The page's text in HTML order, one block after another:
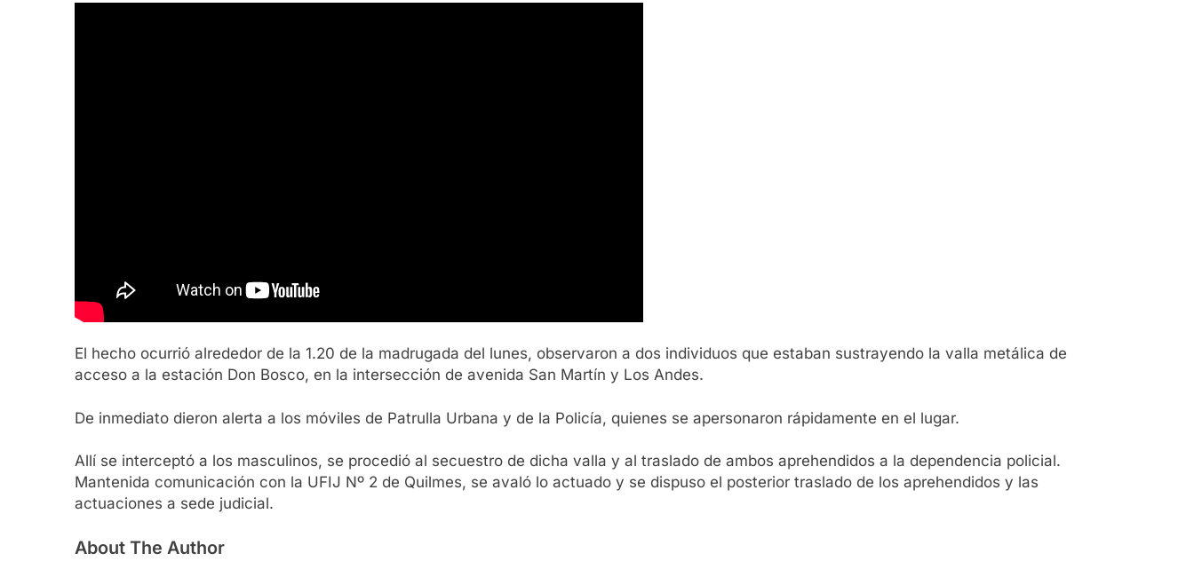
El hecho ocurrió alrededor de la 1.20 de la madrugada del lunes, observaron a dos individuos que estaban sustrayendo la valla metálica de
acceso a la estación Don Bosco, en la intersección de avenida San Martín y Los Andes.
De inmediato dieron alerta a los móviles de Patrulla Urbana y de la Policía, quienes se apersonaron rápidamente en el lugar.
Allí se interceptó a los masculinos, se procedió al secuestro de dicha valla y al traslado de ambos aprehendidos a la dependencia policial.
Mantenida comunicación con la UFIJ Nº 2 de Quilmes, se avaló lo actuado y se dispuso el posterior traslado de los aprehendidos y las
actuaciones a sede judicial.
About The Author